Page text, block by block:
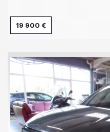
19 900 €